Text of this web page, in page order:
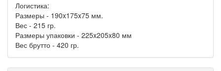
Логистика:
Размеры - 190x175x75 мм.
Вес - 215 гр.
Размеры упаковки - 225x205x80 мм
Вес брутто - 420 гр.